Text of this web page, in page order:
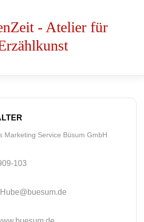
- Atelier für
Marketing Service Büsum GmbH
103